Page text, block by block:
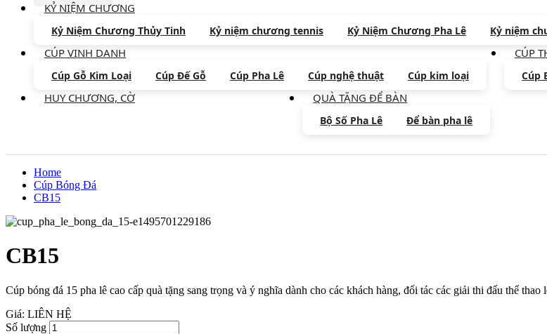
KỶ NIỆM CHƯƠNG
Kỷ Niệm Chương Thủy Tinh Kỷ niệm chương tennis Kỷ Niệm Chương Pha Lê Kỷ niệm
CÚP VINH DANH
Cúp Gỗ Kim Loại Cúp Đế Gỗ Cúp Pha Lê Cúp nghệ thuật Cúp kim loại
CÚP
Cúp
HUY CHƯƠNG, CỜ QUÀ TẶNG ĐỂ BÀN
Bộ Số Pha Lê Để bàn pha lê
Home
Cúp Bóng Đá
CB15
CB15
Cúp bóng đá 15 pha lê cao cấp quà tặng sang trọng và ý nghĩa dành cho các khách hàng, đối tác các giải thi đấu thể
Giá: LIÊN HỆ
Số lượng